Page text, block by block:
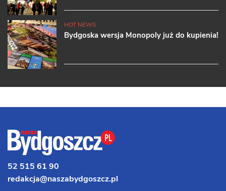
HOT NEWS
Bydgoska wersja Monopoly już do kupienia!
52 515 61 90
redakcja@naszabydgoszcz.pl